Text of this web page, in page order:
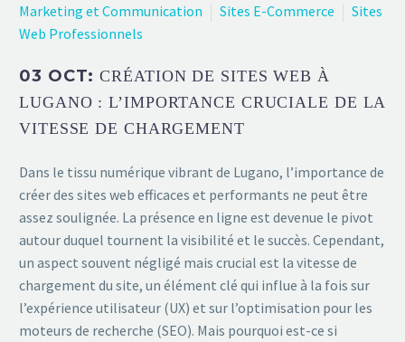
Marketing et Communication
Sites E-Commerce
Sites
Web Professionnels
03 OCT:CRÉATION DE SITES WEB À
LUGANO : L’IMPORTANCE CRUCIALE DE LA
VITESSE DE CHARGEMENT
Dans le tissu numérique vibrant de Lugano, l’importance de
créer des sites web efficaces et performants ne peut être
assez soulignée. La présence en ligne est devenue le pivot
autour duquel tournent la visibilité et le succès. Cependant,
un aspect souvent négligé mais crucial est la vitesse de
chargement du site, un élément clé qui influe à la fois sur
l’expérience utilisateur (UX) et sur l’optimisation pour les
moteurs de recherche (SEO). Mais pourquoi est-ce si